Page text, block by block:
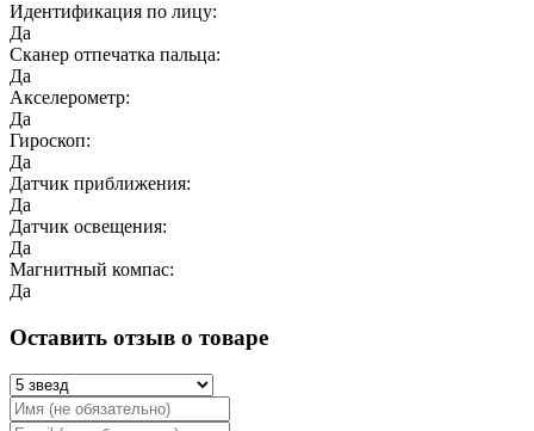
Идентификация по лицу:
Да
Сканер отпечатка пальца:
Да
Акселерометр:
Да
Гироскоп:
Да
Датчик приближения:
Да
Датчик освещения:
Да
Магнитный компас:
Да
Оставить отзыв о товаре